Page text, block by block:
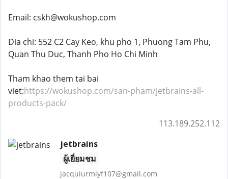
Email: cskh@wokushop.com
Dia chi: 552 C2 Cay Keo, khu pho 1, Phuong Tam Phu,
Quan Thu Duc, Thanh Pho Ho Chi Minh
Tham khao them tai bai
viet:https://wokushop.com/san-pham/jetbrains-all-
products-pack/
113.189.252.112
jetbrains
ผู้เยี่ยมชม
jacquiurmiyf107@gmail.com